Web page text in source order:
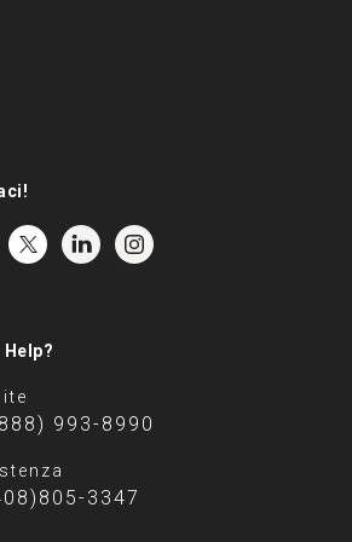
Help?
993-8990
3347